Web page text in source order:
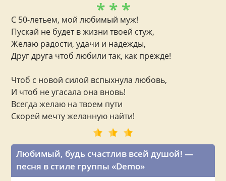
Любимый, будь счастлив всей душой! —
песня в стиле группы «Demo»
* * *
С 50-летьем, мой любимый муж!
Пускай не будет в жизни твоей стуж,
Желаю радости, удачи и надежды,
Друг друга чтоб любили так, как прежде!
Чтоб с новой силой вспыхнула любовь,
И чтоб не угасала она вновь!
Всегда желаю на твоем пути
Скорей мечту желанную найти!